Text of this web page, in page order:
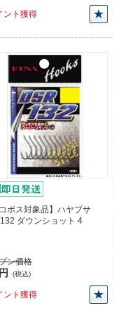
ント獲得
コポス対象品】ハヤブサ
ダウンショット 4
ン価格
(税込)
ント獲得